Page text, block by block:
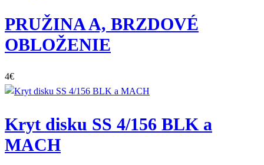
PRUŽINA A, BRZDOVÉ
OBLOŽENIE
4€
Kryt disku SS 4/156 BLK a
MACH